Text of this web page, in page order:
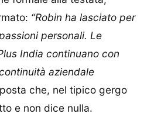
“Robin ha lasciato per
personali. Le
India continuano con
aziendale
che, nel tipico gergo
e non dice nulla.